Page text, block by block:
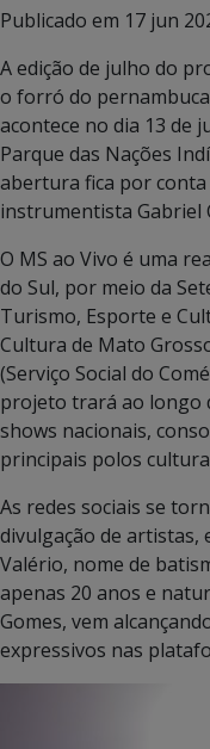
Publicado em 17 jun
A edição de julho do
o forró do
acontece no dia 13 de
Parque das Nações
abertura fica por
instrumentista Gabriel
O MS ao Vivo é uma
do Sul, por meio da
Turismo, Esporte e
Cultura de Mato
(Serviço Social do
projeto trará ao longo
shows nacionais,
principais polos
As redes sociais se
divulgação de artistas,
Valério, nome de
apenas 20 anos e
Gomes, vem
expressivos nas